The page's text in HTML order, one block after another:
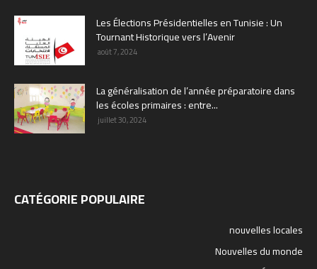
Les Élections Présidentielles en Tunisie : Un
Tournant Historique vers l’Avenir
août 7, 2024
La généralisation de l’année préparatoire dans
les écoles primaires : entre...
juillet 30, 2024
CATÉGORIE POPULAIRE
nouvelles locales
Nouvelles du monde